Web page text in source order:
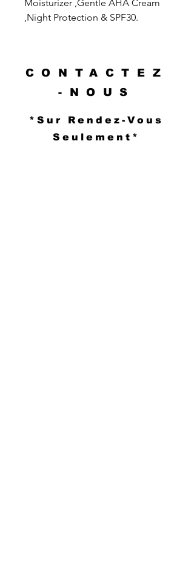
Moisturizer ,Gentle AHA Cream
,Night Protection & SPF30.
CONTACTEZ
-NOUS
*Sur Rendez-Vous
Seulement*